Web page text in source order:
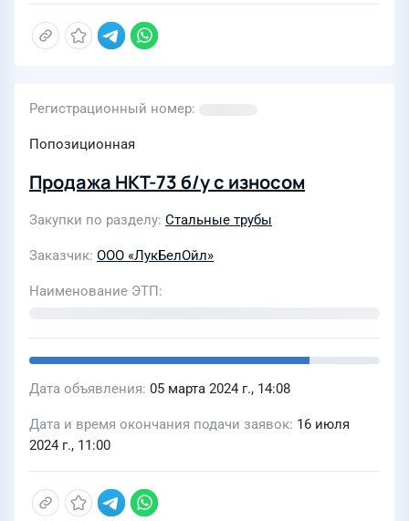
Регистрационный номер
Попозиционная
Продажа НКТ-73 б/у с износом
Закупки по разделу Стальные трубы
Заказчик ООО «ЛукБелОйл»
Наименование ЭТП
Дата объявления 05 марта 2024 г., 14:08
Дата и время окончания подачи заявок 16 июля
2024 г., 11:00